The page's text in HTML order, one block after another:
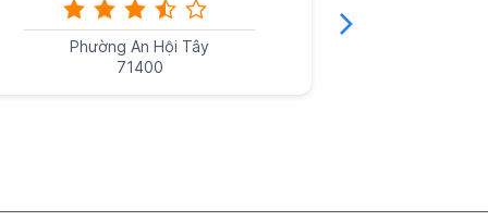
Phường An Hội Tây
71400